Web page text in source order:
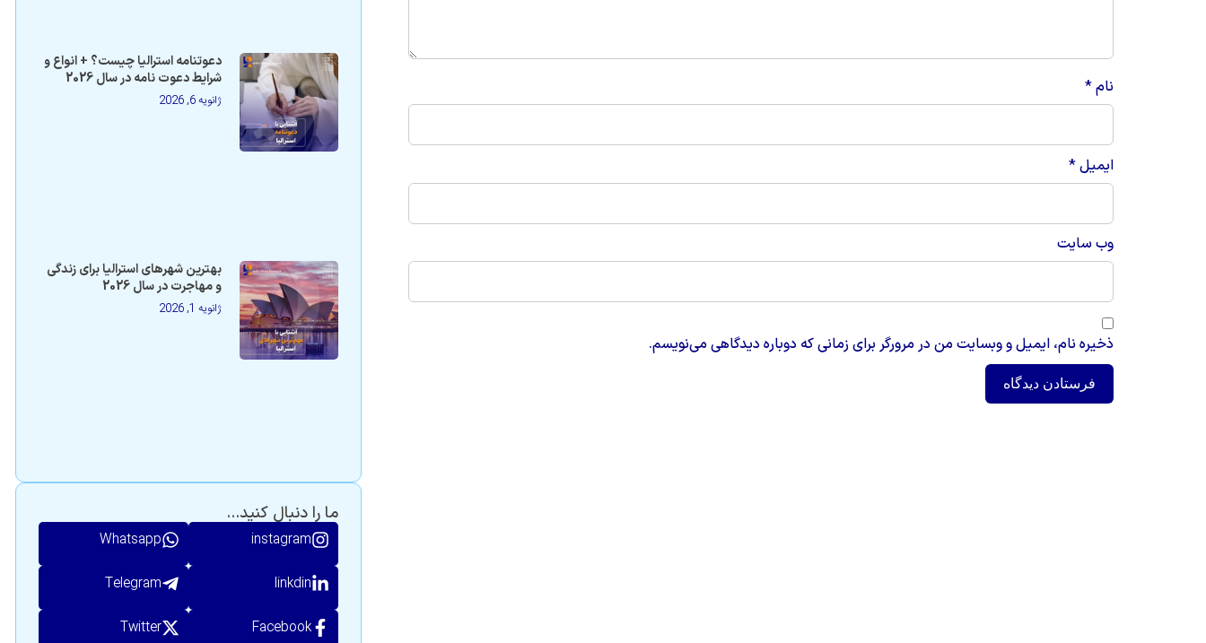
دعوتنامه استرالیا چیست؟ + انواع و
شرایط دعوت نامه در سال 2026
ژانویه 6, 2026
بهترین شهرهای استرالیا برای زندگی
و مهاجرت در سال 2026
ژانویه 1, 2026
ما را دنبال کنید...
instagram
Whatsapp
linkdin
Telegram
Facebook
Twitter
نام*
ایمیل*
وب‌ سایت
ذخیره نام، ایمیل و وبسایت من در مرورگر برای زمانی که دوباره دیدگاهی می‌نویسم.